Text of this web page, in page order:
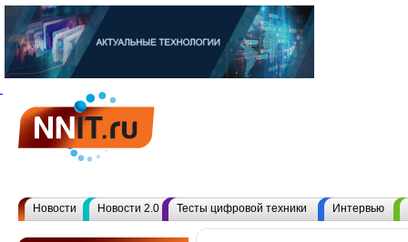
Новости Новости 2.0 Тесты цифровой техники Интервью